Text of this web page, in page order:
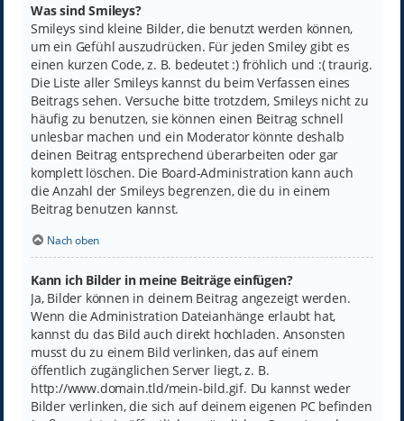
Was sind Smileys?
Smileys sind kleine Bilder, die benutzt werden können,
um ein Gefühl auszudrücken. Für jeden Smiley gibt es
einen kurzen Code, z. B. bedeutet :) fröhlich und :( traurig.
Die Liste aller Smileys kannst du beim Verfassen eines
Beitrags sehen. Versuche bitte trotzdem, Smileys nicht zu
häufig zu benutzen, sie können einen Beitrag schnell
unlesbar machen und ein Moderator könnte deshalb
deinen Beitrag entsprechend überarbeiten oder gar
komplett löschen. Die Board-Administration kann auch
die Anzahl der Smileys begrenzen, die du in einem
Beitrag benutzen kannst.
Nach oben
Kann ich Bilder in meine Beiträge einfügen?
Ja, Bilder können in deinem Beitrag angezeigt werden.
Wenn die Administration Dateianhänge erlaubt hat,
kannst du das Bild auch direkt hochladen. Ansonsten
musst du zu einem Bild verlinken, das auf einem
öffentlich zugänglichen Server liegt, z. B.
http://www.domain.tld/mein-bild.gif. Du kannst weder
Bilder verlinken, die sich auf deinem eigenen PC befinden